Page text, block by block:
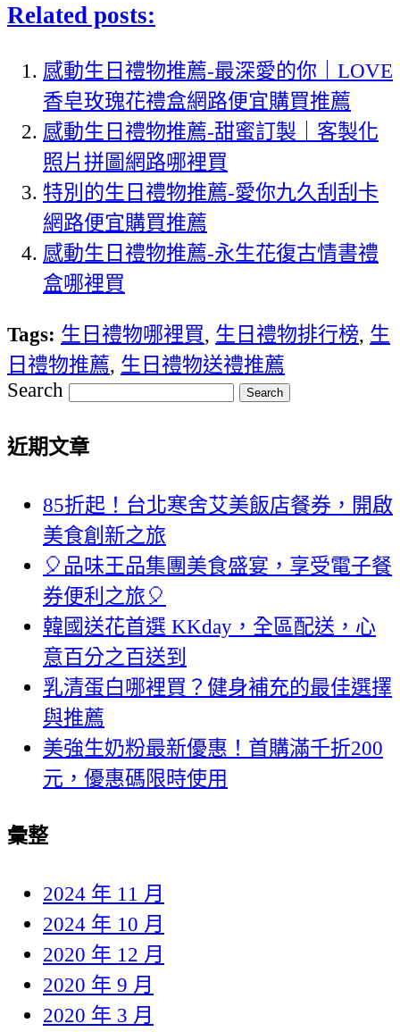
Related posts:
感動生日禮物推薦-最深愛的你｜LOVE
香皂玫瑰花禮盒網路便宜購買推薦
感動生日禮物推薦-甜蜜訂製｜客製化
照片拼圖網路哪裡買
特別的生日禮物推薦-愛你九久刮刮卡
網路便宜購買推薦
感動生日禮物推薦-永生花復古情書禮
盒哪裡買
Tags: 生日禮物哪裡買, 生日禮物排行榜, 生
日禮物推薦, 生日禮物送禮推薦
Search
近期文章
85折起！台北寒舍艾美飯店餐券，開啟
美食創新之旅
🎈品味王品集團美食盛宴，享受電子餐
券便利之旅🎈
韓國送花首選 KKday，全區配送，心
意百分之百送到
乳清蛋白哪裡買？健身補充的最佳選擇
與推薦
美強生奶粉最新優惠！首購滿千折200
元，優惠碼限時使用
彙整
2024 年 11 月
2024 年 10 月
2020 年 12 月
2020 年 9 月
2020 年 3 月